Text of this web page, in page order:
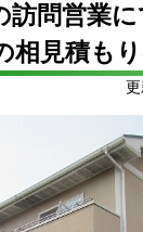
訪問営業
相見積も